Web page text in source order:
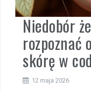
Niedobór
rozpoznać
skórę w
12 maja 2026